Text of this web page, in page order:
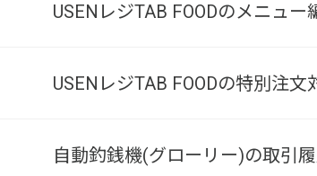
USENレジTAB FOODのメニュ
USENレジTAB FOODの特別注文
自動釣銭機(グローリー)の取引履